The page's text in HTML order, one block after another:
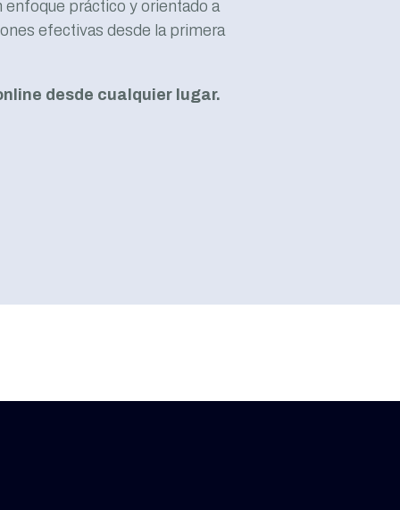
enfoque práctico y orientado a
efectivas desde la primera
desde cualquier lugar.